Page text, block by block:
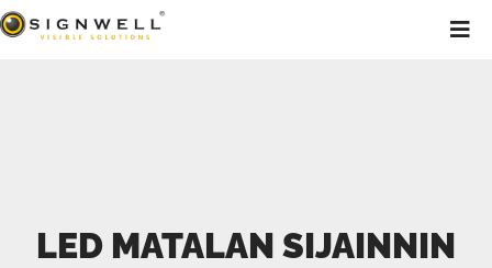
LED MATALAN SIJAINNIN